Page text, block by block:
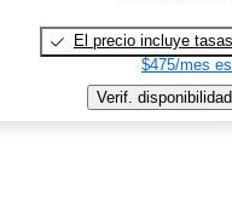
El precio incluye tasas
$475/mes
Verif. disponibilidad